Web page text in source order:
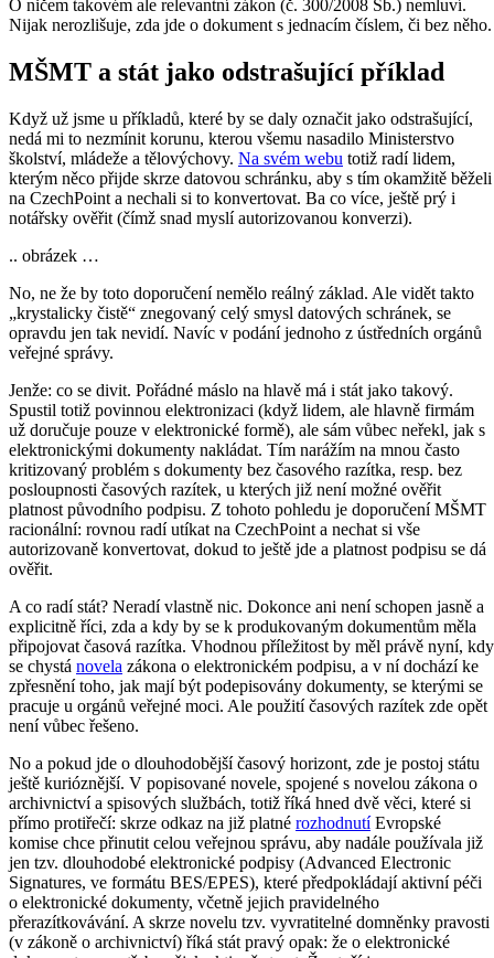
O ničem takovém ale relevantní zákon (č. 300/2008 Sb.) nemluví.
Nijak nerozlišuje, zda jde o dokument s jednacím číslem, či bez něho.
MŠMT a stát jako odstrašující příklad
Když už jsme u příkladů, které by se daly označit jako odstrašující,
nedá mi to nezmínit korunu, kterou všemu nasadilo Ministerstvo
školství, mládeže a tělovýchovy. Na svém webu totiž radí lidem,
kterým něco přijde skrze datovou schránku, aby s tím okamžitě běželi
na CzechPoint a nechali si to konvertovat. Ba co více, ještě prý i
notářsky ověřit (čímž snad myslí autorizovanou konverzi).
.. obrázek …
No, ne že by toto doporučení nemělo reálný základ. Ale vidět takto
„krystalicky čistě“ znegovaný celý smysl datových schránek, se
opravdu jen tak nevidí. Navíc v podání jednoho z ústředních orgánů
veřejné správy.
Jenže: co se divit. Pořádné máslo na hlavě má i stát jako takový.
Spustil totiž povinnou elektronizaci (když lidem, ale hlavně firmám
už doručuje pouze v elektronické formě), ale sám vůbec neřekl, jak s
elektronickými dokumenty nakládat. Tím narážím na mnou často
kritizovaný problém s dokumenty bez časového razítka, resp. bez
posloupnosti časových razítek, u kterých již není možné ověřit
platnost původního podpisu. Z tohoto pohledu je doporučení MŠMT
racionální: rovnou radí utíkat na CzechPoint a nechat si vše
autorizovaně konvertovat, dokud to ještě jde a platnost podpisu se dá
ověřit.
A co radí stát? Neradí vlastně nic. Dokonce ani není schopen jasně a
explicitně říci, zda a kdy by se k produkovaným dokumentům měla
připojovat časová razítka. Vhodnou příležitost by měl právě nyní, kdy
se chystá novela zákona o elektronickém podpisu, a v ní dochází ke
zpřesnění toho, jak mají být podepisovány dokumenty, se kterými se
pracuje u orgánů veřejné moci. Ale použití časových razítek zde opět
není vůbec řešeno.
No a pokud jde o dlouhodobější časový horizont, zde je postoj státu
ještě kurióznější. V popisované novele, spojené s novelou zákona o
archivnictví a spisových službách, totiž říká hned dvě věci, které si
přímo protiřečí: skrze odkaz na již platné rozhodnutíEvropské
komise chce přinutit celou veřejnou správu, aby nadále používala již
jen tzv. dlouhodobé elektronické podpisy (Advanced Electronic
Signatures, ve formátu BES/EPES), které předpokládají aktivní péči
o elektronické dokumenty, včetně jejich pravidelného
přerazítkovávání. A skrze novelu tzv. vyvratitelné domněnky pravosti
(v zákoně o archivnictví) říká stát pravý opak: že o elektronické